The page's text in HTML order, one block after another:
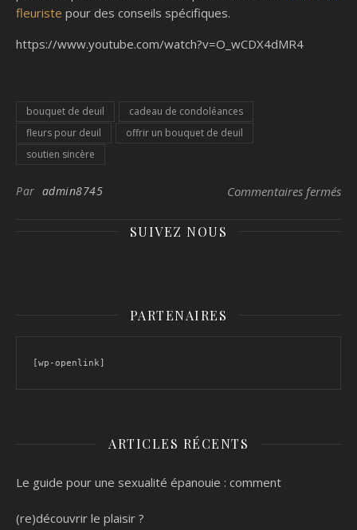
fleuriste pour des conseils spécifiques.
https://www.youtube.com/watch?v=O_wCDX4dMR4
bouquet de deuil
cadeau de condoléances
fleurs pour deuil
offrir un bouquet de deuil
soutien sincère
Par admin8745 Commentaires fermés
SUIVEZ NOUS
PARTENAIRES
[wp-openlink]
ARTICLES RÉCENTS
Le guide pour une sexualité épanouie : comment
(re)découvrir le plaisir ?